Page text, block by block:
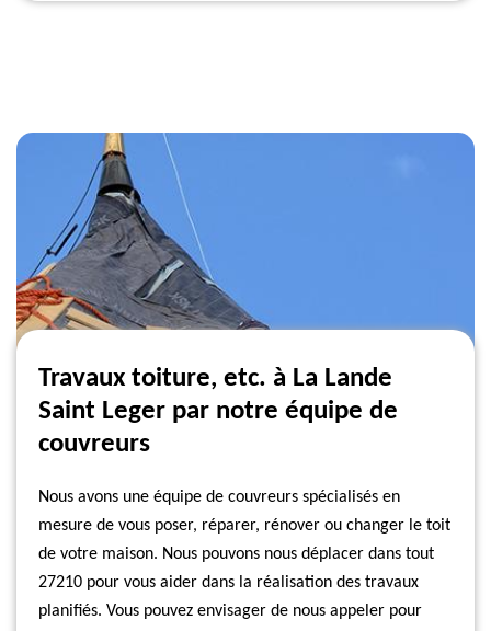
Travaux toiture, etc. à La Lande
Saint Leger par notre équipe de
couvreurs
Nous avons une équipe de couvreurs spécialisés en
mesure de vous poser, réparer, rénover ou changer le toit
de votre maison. Nous pouvons nous déplacer dans tout
27210 pour vous aider dans la réalisation des travaux
planifiés. Vous pouvez envisager de nous appeler pour